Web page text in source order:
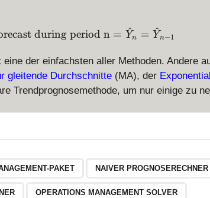
\text{Forecast during
during period n = Y
^n = Y
^n−1
der einfachsten aller Methoden. Andere
gleitende Durchschnitte (MA), der
Trendprognosemethode, um nur einige zu
PAKET NAIVER PROGNOSERECHNER
OPERATIONS MANAGEMENT SOLVER